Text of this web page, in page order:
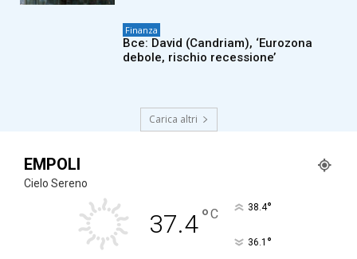
Finanza
Bce: David (Candriam), ‘Eurozona
debole, rischio recessione’
Carica altri
EMPOLI
Cielo Sereno
37.4°C 38.4°
36.1 °